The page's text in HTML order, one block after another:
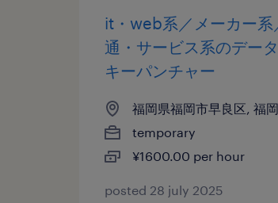
it・web系／メーカー系
通・サービス系のデー
キーパンチャー
福岡県福岡市早良区, 福
temporary
¥1600.00 per hour
posted 28 july 2025